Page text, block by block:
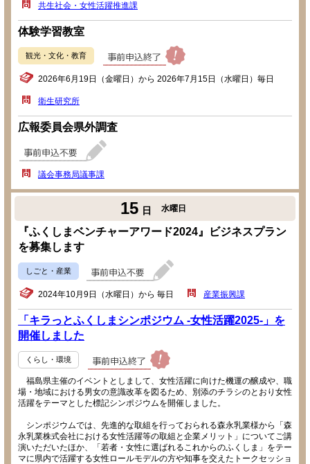
共生社会・女性活躍推進課
体験学習教室
観光・文化・教育
2026年6月19日（金曜日）から 2026年7月15日（水曜日）毎日
衛生研究所
広報委員会県外調査
議会事務局議事課
15 日 水曜日
『ふくしまベンチャーアワード2024』ビジネスプラン
を募集します
しごと・産業
2024年10月9日（水曜日）から 毎日 産業振興課
「キラっとふくしまシンポジウム -女性活躍2025-」を
開催しました
くらし・環境
福島県主催のイベントとしまして、女性活躍に向けた機運の醸成や、職
場・地域における男女の意識改革を図るため、別添のチラシのとおり女性
活躍をテーマとした標記シンポジウムを開催しました。
シンポジウムでは、先進的な取組を行っておられる森永乳業様から「森
永乳業株式会社における女性活躍等の取組と企業メリット」についてご講
演いただいたほか、「若者・女性に選ばれるこれからのふくしま」をテー
マに県内で活躍する女性ロールモデルの方や知事を交えたトークセッショ